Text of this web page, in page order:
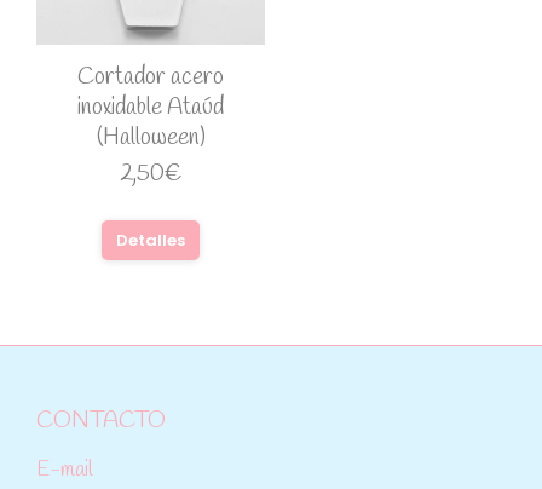
Cortador acero
inoxidable Ataúd
(Halloween)
2,50€
Detalles
CONTACTO
E-mail